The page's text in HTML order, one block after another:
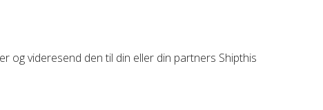
og videresend den til din eller din partners Shipthis